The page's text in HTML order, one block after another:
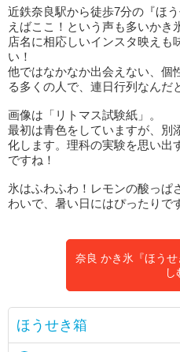
近鉄奈良駅から徒歩7分の『ほ
えばここ！という声も多いかき
店名に相応しいインスタ映えも
い！
他ではなかなか出会えない、個
る多くの人で、連日行列なんだ
画像は「リトマス試験紙」。
最初は青色をしていますが、別
化します。理科の実験を思い出
ですね！
氷はふわふわ！レモンの酸っぱ
わいで、暑い日にはぴったりで
奈良 かき氷『ほう
し
ほうせき箱